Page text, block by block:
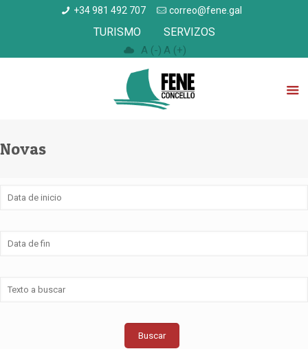
+34 981 492 707 correo@fene.gal
TURISMO SERVIZOS
A (-) A (+)
Novas
Buscar